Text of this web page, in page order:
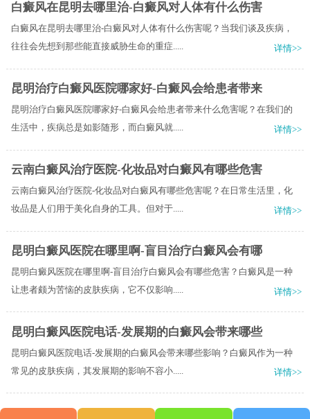
白癜风在昆明去哪里治-白癜风对人体有什么伤害
白癜风在昆明去哪里治-白癜风对人体有什么伤害呢？当我们谈及疾病，
往往会先想到那些能直接威胁生命的重症.....
详情>>
昆明治疗白癜风医院哪家好-白癜风会给患者带来
昆明治疗白癜风医院哪家好-白癜风会给患者带来什么危害呢？在我们的
生活中，疾病总是如影随形，而白癜风就.....
详情>>
云南白癜风治疗医院-化妆品对白癜风有哪些危害
云南白癜风治疗医院-化妆品对白癜风有哪些危害呢？在日常生活里，化
妆品是人们用于美化自身的工具。但对于.....
详情>>
昆明白癜风医院在哪里啊-盲目治疗白癜风会有哪
昆明白癜风医院在哪里啊-盲目治疗白癜风会有哪些危害？白癜风是一种
让患者颇为苦恼的皮肤疾病，它不仅影响.....
详情>>
昆明白癜风医院电话-发展期的白癜风会带来哪些
昆明白癜风医院电话-发展期的白癜风会带来哪些影响？白癜风作为一种
常见的皮肤疾病，其发展期的影响不容小.....
详情>>